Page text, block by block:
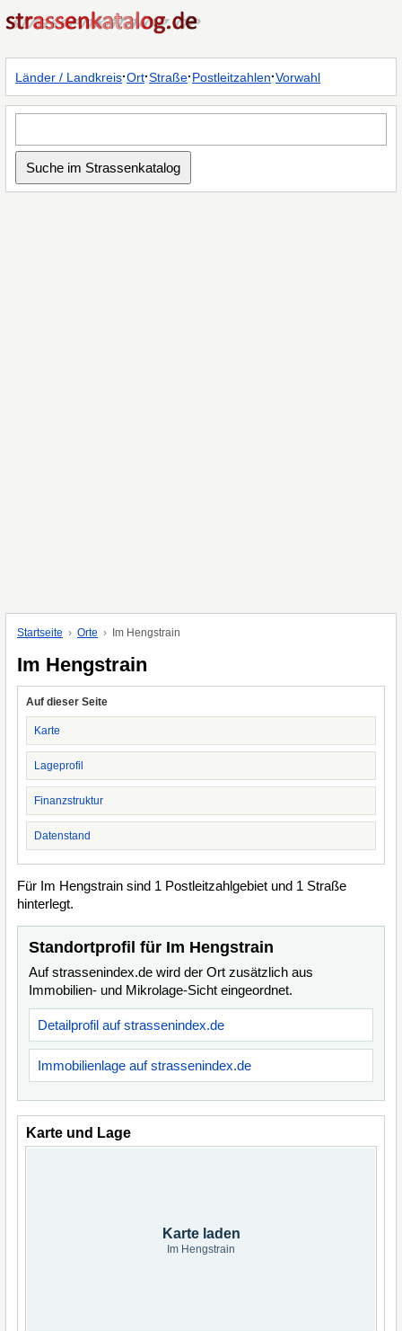
Länder / Landkreis·Ort·Straße·Postleitzahlen·Vorwahl
Startseite Orte Im Hengstrain
Im Hengstrain
Auf dieser Seite
Karte
Lageprofil
Finanzstruktur
Datenstand
Für Im Hengstrain sind 1 Postleitzahlgebiet und 1 Straße
hinterlegt.
Standortprofil für Im Hengstrain
Auf strassenindex.de wird der Ort zusätzlich aus
Immobilien- und Mikrolage-Sicht eingeordnet.
Detailprofil auf strassenindex.de
Immobilienlage auf strassenindex.de
Karte und Lage
Karte laden
Im Hengstrain